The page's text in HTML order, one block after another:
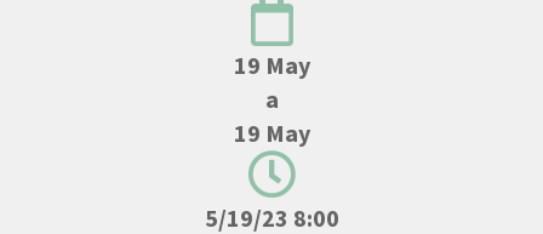
19 May
a
19 May
5/19/23 8:00